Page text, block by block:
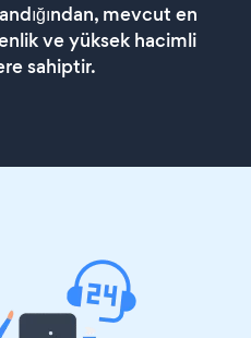
mevcut en
ve yüksek hacimli
sahiptir.